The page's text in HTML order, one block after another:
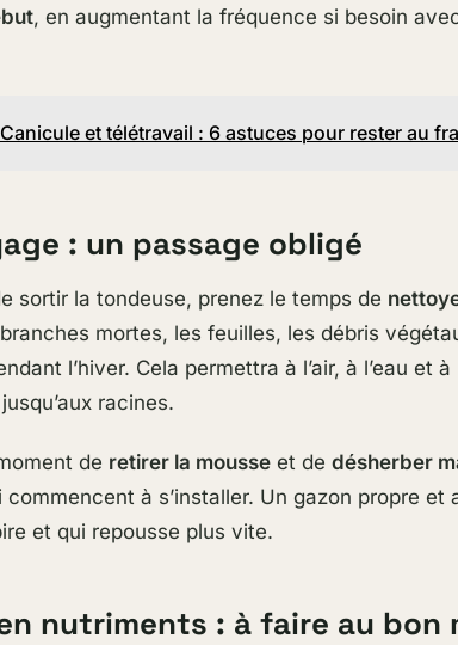
, en augmentant la fréquence si besoin
Canicule et télétravail : 6 astuces pour rester au
: un passage obligé
sortir la tondeuse, prenez le temps de
mortes, les feuilles, les débris
l’hiver. Cela permettra à l’air, à l’eau et
racines.
de retirer la mousse et de désherber
à s’installer. Un gazon propre et
et qui repousse plus vite.
nutriments : à faire au bon